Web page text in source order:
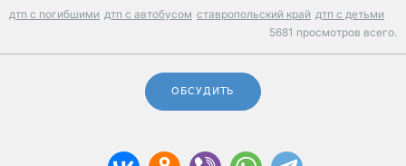
дтп с погибшими дтп с автобусом ставропольский край дтп с детьми
5681 просмотров всего.
ОБСУДИТЬ